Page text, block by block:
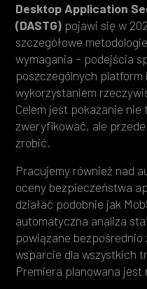
Desktop Application
(DASTG) pojawi się w
szczegółowe
wymagania – podejścia
poszczególnych
wykorzystaniem
Celem jest pokazanie
zweryfikować, ale
zrobić.
Pracujemy również nad
oceny bezpieczeństwa
działać podobnie jak
automatyczna analiza
powiązane bezpośrednio
wsparcie dla wszystkich
Premiera planowana jest